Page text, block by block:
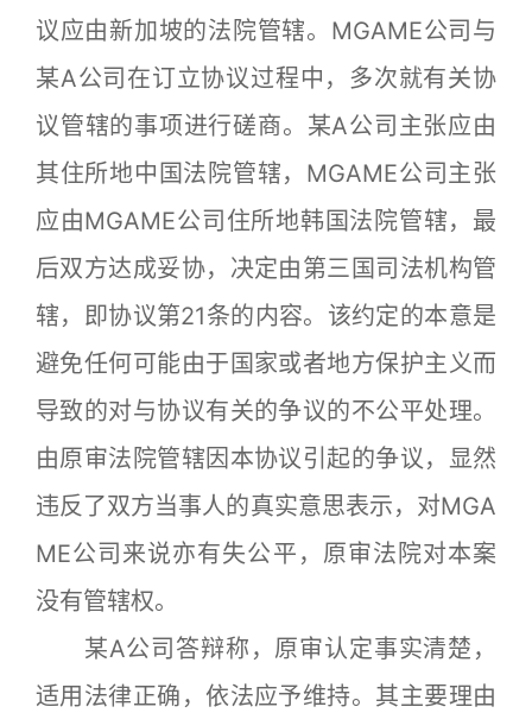
议应由新加坡的法院管辖。MGAME公司与
某A公司在订立协议过程中，多次就有关协
议管辖的事项进行磋商。某A公司主张应由
其住所地中国法院管辖，MGAME公司主张
应由MGAME公司住所地韩国法院管辖，最
后双方达成妥协，决定由第三国司法机构管
辖，即协议第21条的内容。该约定的本意是
避免任何可能由于国家或者地方保护主义而
导致的对与协议有关的争议的不公平处理。
由原审法院管辖因本协议引起的争议，显然
违反了双方当事人的真实意思表示，对MGA
ME公司来说亦有失公平，原审法院对本案
没有管辖权。
某A公司答辩称，原审认定事实清楚，
适用法律正确，依法应予维持。其主要理由